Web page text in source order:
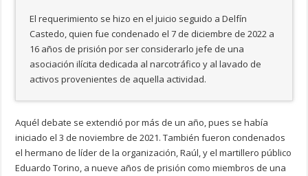
El requerimiento se hizo en el juicio seguido a Delfín
Castedo, quien fue condenado el 7 de diciembre de 2022 a
16 años de prisión por ser considerarlo jefe de una
asociación ilícita dedicada al narcotráfico y al lavado de
activos provenientes de aquella actividad.
Aquél debate se extendió por más de un año, pues se había
iniciado el 3 de noviembre de 2021. También fueron condenados
el hermano de líder de la organización, Raúl, y el martillero público
Eduardo Torino, a nueve años de prisión como miembros de una